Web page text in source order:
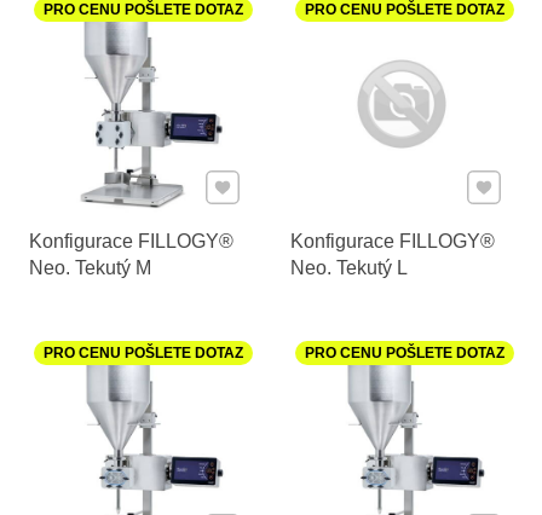
Konfigurace FILLOGY®
Neo. Tekutý M
PRO CENU POŠLETE DOTAZ
Přidat k Oblíbeným
Konfigurace FILLOGY®
Neo. Tekutý L
PRO CENU POŠLETE DOTAZ
Přidat k
PRO CENU POŠLETE DOTAZ PRO CENU POŠLETE DOTAZ